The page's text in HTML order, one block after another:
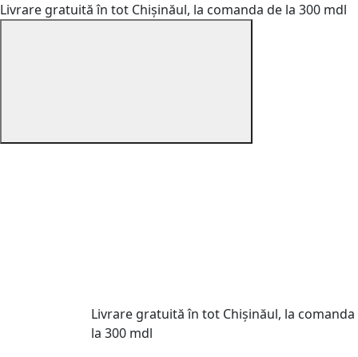
Livrare gratuită în tot Chișinăul, la comanda de la 300 mdl
Livrare gratuită în tot Chișinăul, la comanda
la 300 mdl